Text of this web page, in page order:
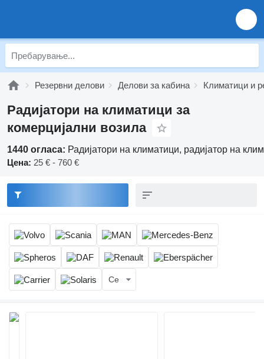
Резервни делови Делови за кабина Климатици и
Радијатори на климатици за
комерцијални возила
1440 огласа: Радијатори на климатици, радијатор на
Цена: 25 € - 760 €
Се